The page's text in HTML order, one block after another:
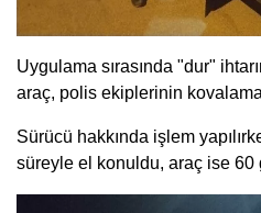
Uygulama sırasında "dur"
araç, polis ekiplerinin
Sürücü hakkında işlem
süreyle el konuldu, araç ise 60